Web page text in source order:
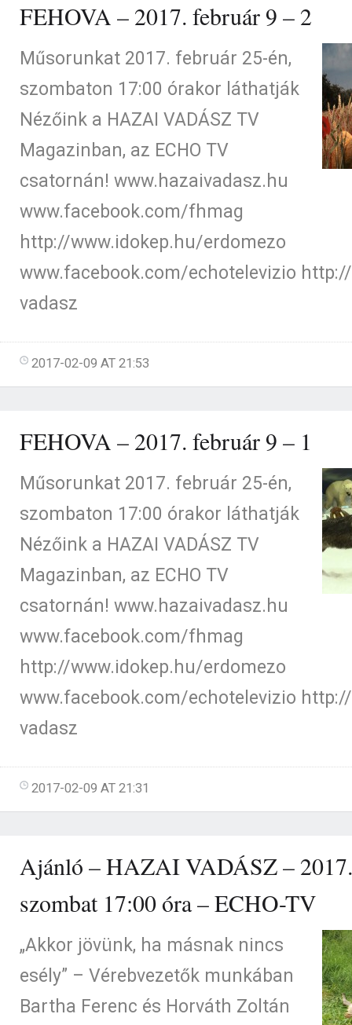
FEHOVA – 2017. február 9 – 2
Műsorunkat 2017. február 25-én,
szombaton 17:00 órakor láthatják
Nézőink a HAZAI VADÁSZ TV
Magazinban, az ECHO TV
csatornán! www.hazaivadasz.hu
www.facebook.com/fhmag
http://www.idokep.hu/erdomezo
www.facebook.com/echotelevizio
vadasz
2017-02-09 AT 21:53
FEHOVA – 2017. február 9 – 1
Műsorunkat 2017. február 25-én,
szombaton 17:00 órakor láthatják
Nézőink a HAZAI VADÁSZ TV
Magazinban, az ECHO TV
csatornán! www.hazaivadasz.hu
www.facebook.com/fhmag
http://www.idokep.hu/erdomezo
www.facebook.com/echotelevizio
vadasz
2017-02-09 AT 21:31
Ajánló – HAZAI VADÁSZ –
szombat 17:00 óra – ECHO-TV
„Akkor jövünk, ha másnak nincs
esély” – Vérebvezetők munkában
Bartha Ferenc és Horváth Zoltán